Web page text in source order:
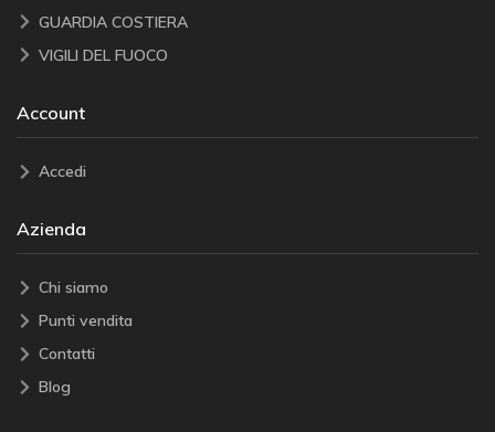
GUARDIA COSTIERA
VIGILI DEL FUOCO
Account
Accedi
Azienda
Chi siamo
Punti vendita
Contatti
Blog